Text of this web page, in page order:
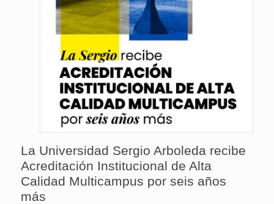
La Universidad Sergio Arboleda recibe
Acreditación Institucional de Alta
Calidad Multicampus por seis años
más